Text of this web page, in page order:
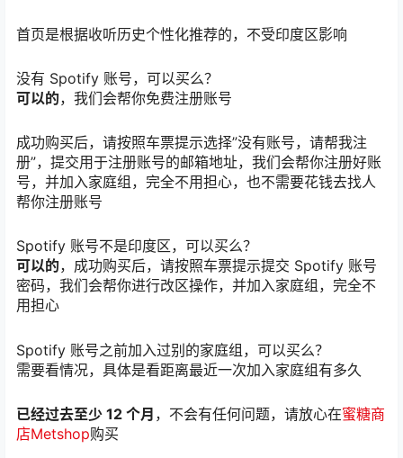
首页是根据收听历史个性化推荐的，不受印度区影响
没有 Spotify 账号，可以买么？
可以的，我们会帮你免费注册账号
成功购买后，请按照车票提示选择”没有账号，请帮我注
册”，提交用于注册账号的邮箱地址，我们会帮你注册好账
号，并加入家庭组，完全不用担心，也不需要花钱去找人
帮你注册账号
Spotify 账号不是印度区，可以买么？
可以的，成功购买后，请按照车票提示提交 Spotify 账号
密码，我们会帮你进行改区操作，并加入家庭组，完全不
用担心
Spotify 账号之前加入过别的家庭组，可以买么？
需要看情况，具体是看距离最近一次加入家庭组有多久
已经过去至少 12 个月 ，不会有任何问题，请放心在蜜糖商
店Metshop购买